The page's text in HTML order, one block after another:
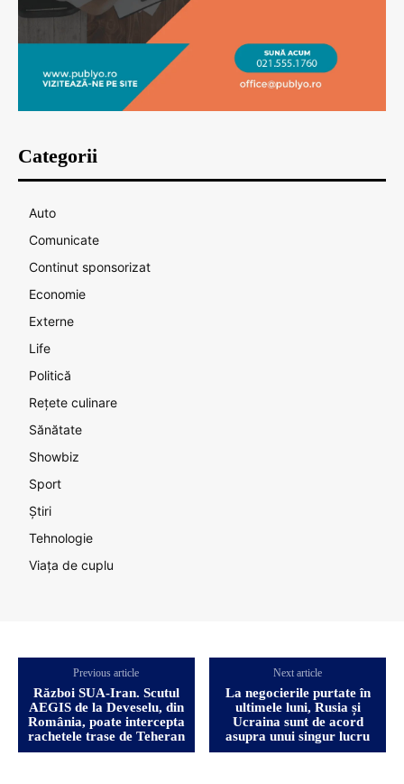
Categorii
Auto
Comunicate
Continut sponsorizat
Economie
Externe
Life
Politică
Rețete culinare
Sănătate
Showbiz
Sport
Știri
Tehnologie
Viața de cuplu
Previous article
Război SUA-Iran. Scutul
AEGIS de la Deveselu, din
România, poate intercepta
rachetele trase de Teheran
Next article
La negocierile purtate în
ultimele luni, Rusia și
Ucraina sunt de acord
asupra unui singur lucru